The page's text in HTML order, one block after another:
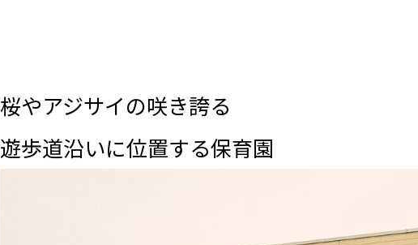
桜やアジサイの咲き誇る
遊歩道沿いに位置する保育園